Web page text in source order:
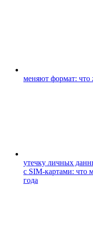
меняют формат: что
утечку личных
с SIM-картами: что
года